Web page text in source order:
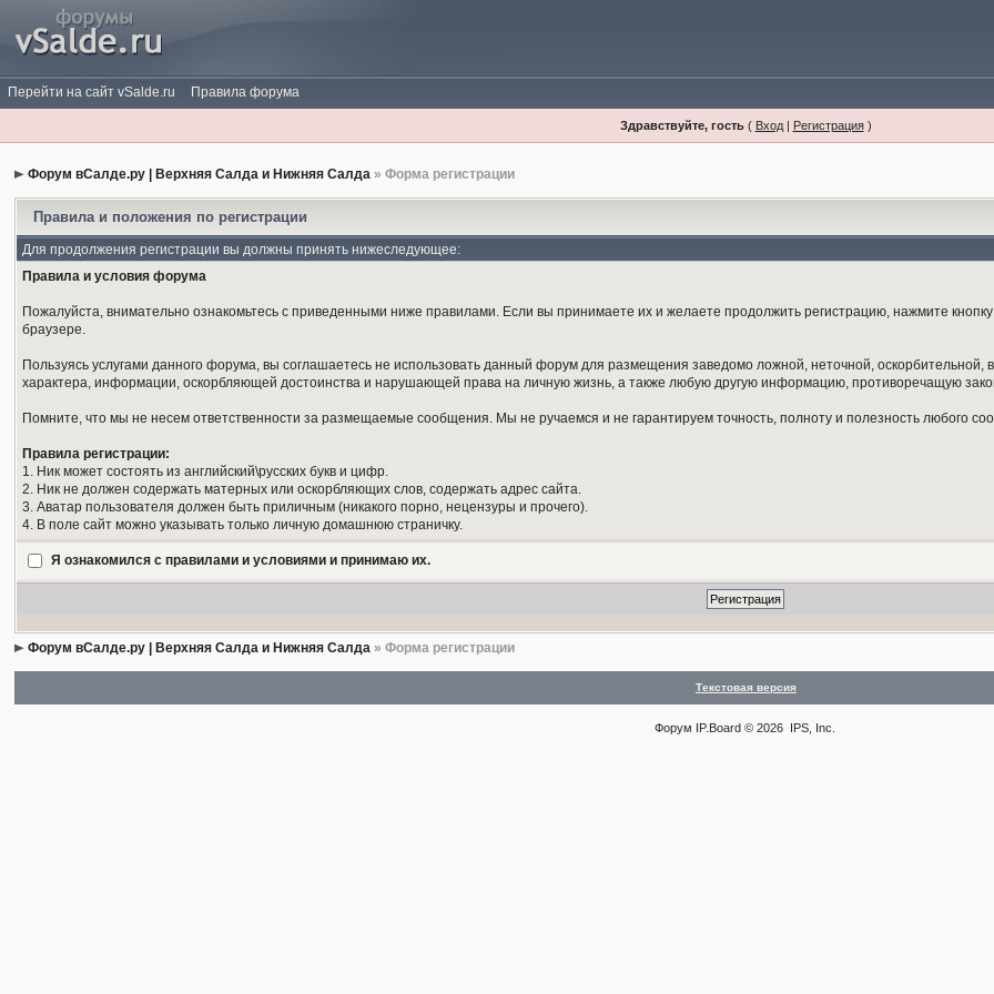
Перейти на сайт vSalde.ru Правила форума
Здравствуйте, гость( Вход| Регистрация)
Форум вСалде.ру | Верхняя Салда и Нижняя Салда » Форма регистрации
Правила и положения по регистрации
Для продолжения регистрации вы должны принять нижеследующее:
Правила и условия форума
Пожалуйста, внимательно ознакомьтесь с приведенными ниже правилами. Если вы принимаете их и желаете продолжить регистрацию, нажмите
браузере.
Пользуясь услугами данного форума, вы соглашаетесь не использовать данный форум для размещения заведомо ложной, неточной,
характера, информации, оскорбляющей достоинства и нарушающей права на личную жизнь, а также любую другую информацию, противоречащую
Помните, что мы не несем ответственности за размещаемые сообщения. Мы не ручаемся и не гарантируем точность, полноту и полезность любого
Правила регистрации:
1. Ник может состоять из английский\русских букв и цифр.
2. Ник не должен содержать матерных или оскорбляющих слов, содержать адрес сайта.
3. Аватар пользователя должен быть приличным (никакого порно, нецензуры и прочего).
4. В поле сайт можно указывать только личную домашнюю страничку.
Я ознакомился с правилами и условиями и принимаю их.
Форум вСалде.ру | Верхняя Салда и Нижняя Салда » Форма регистрации
Текстовая версия
Форум IP.Board © 2026 IPS, Inc